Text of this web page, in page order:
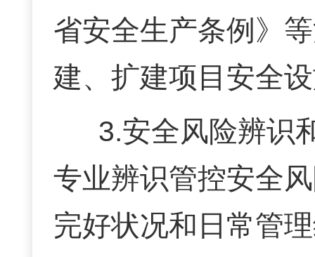
省安全生产条例 》
建、扩建项目安全
3.安全风险辨识
专业辨识管控安全
完好状况和日常管